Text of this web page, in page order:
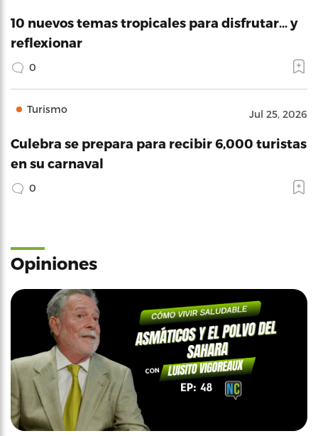
10 nuevos temas tropicales para disfrutar… y
reflexionar
0
Turismo Jul 25, 2026
Culebra se prepara para recibir 6,000 turistas
en su carnaval
0
Opiniones